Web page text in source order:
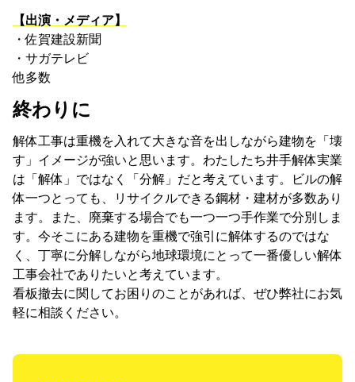
【出演・メディア】
・佐賀建設新聞
・サガテレビ
他多数
終わりに
解体工事は重機を入れて大きな音を出しながら建物を「壊
す」イメージが強いと思います。わたしたち井手解体実業
は「解体」ではなく「分解」だと考えています。ビルの解
体一つとっても、リサイクルできる鋼材・建材が多数あり
ます。また、廃棄する場合でも一つ一つ手作業で分別しま
す。今そこにある建物を重機で強引に解体するのではな
く、丁寧に分解しながら地球環境にとって一番優しい解体
工事会社でありたいと考えています。
看板撤去に関してお困りのことがあれば、ぜひ弊社にお気
軽に相談ください。